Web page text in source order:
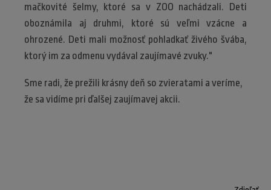
mačkovité šelmy, ktoré sa v ZOO nachádzali. Deti
oboznámila aj druhmi, ktoré sú veľmi vzácne a
ohrozené. Deti mali možnosť pohladkať živého švába,
ktorý im za odmenu vydával zaujímavé zvuky."
Sme radi, že prežili krásny deň so zvieratami a veríme,
že sa vidíme pri ďalšej zaujímavej akcii.